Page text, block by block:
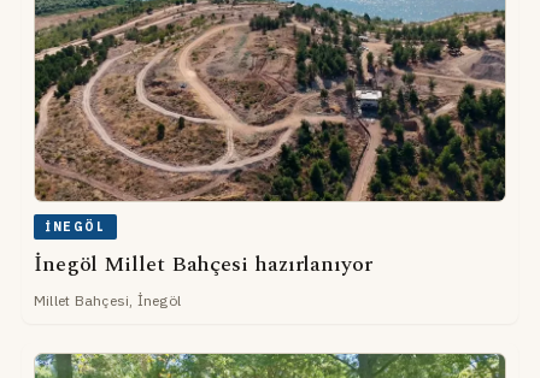
İNEGÖL
İnegöl Millet Bahçesi hazırlanıyor
Millet Bahçesi, İnegöl